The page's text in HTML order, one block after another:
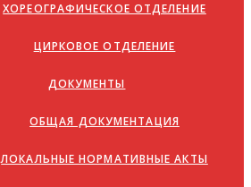
ХОРЕОГРАФИЧЕСКОЕ ОТДЕЛЕНИЕ
ЦИРКОВОЕ ОТДЕЛЕНИЕ
ДОКУМЕНТЫ
ОБЩАЯ ДОКУМЕНТАЦИЯ
ЛОКАЛЬНЫЕ НОРМАТИВНЫЕ АКТЫ